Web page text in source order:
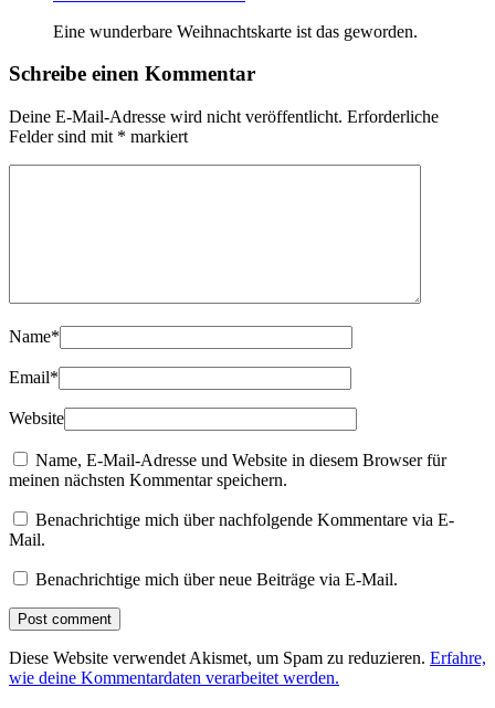
Eine wunderbare Weihnachtskarte ist das geworden.
Schreibe einen Kommentar
Deine E-Mail-Adresse wird nicht veröffentlicht. Erforderliche
Felder sind mit * markiert
Name*
Email*
Website
Name, E-Mail-Adresse und Website in diesem Browser für
meinen nächsten Kommentar speichern.
Benachrichtige mich über nachfolgende Kommentare via E-
Mail.
Benachrichtige mich über neue Beiträge via E-Mail.
Diese Website verwendet Akismet, um Spam zu reduzieren. Erfahre,
wie deine Kommentardaten verarbeitet werden.